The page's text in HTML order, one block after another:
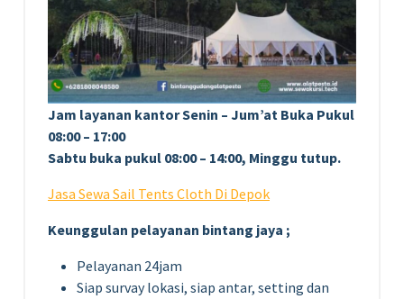
Jam layanan kantor Senin – Jum’at Buka Pukul
08:00 – 17:00
Sabtu buka pukul 08:00 – 14:00, Minggu tutup.
Jasa Sewa Sail Tents Cloth Di Depok
Keunggulan pelayanan bintang jaya ;
Pelayanan 24jam
Siap survay lokasi, siap antar, setting dan